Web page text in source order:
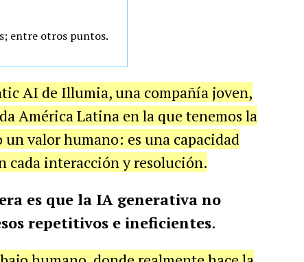
entre otros puntos.
AI de Illumia, una compañía joven,
América Latina en la que tenemos la
un valor humano: es una capacidad
cada interacción y resolución.
es que la IA generativa no
repetitivos e ineficientes.